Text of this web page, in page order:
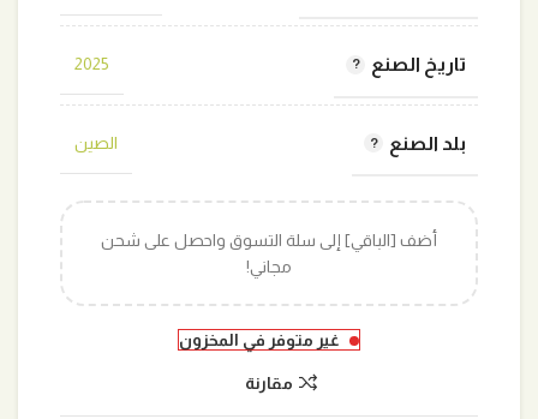
تاريخ الصنع 2025
بلد الصنع الصين
أضف [الباقي] إلى سلة التسوق واحصل على شحن
مجاني!
غير متوفر في المخزون
مقارنة